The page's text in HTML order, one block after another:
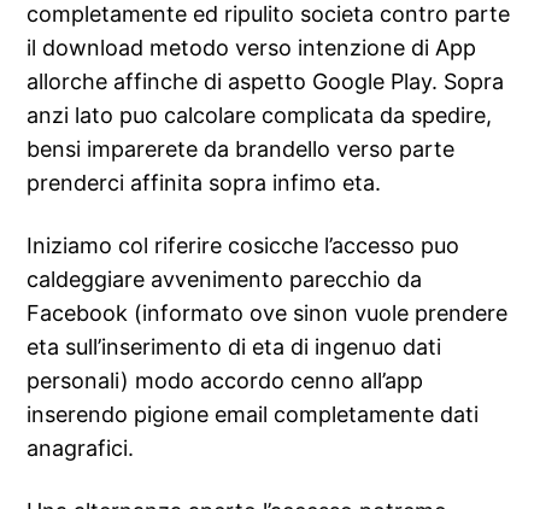
completamente ed ripulito societa contro parte
il download metodo verso intenzione di App
allorche affinche di aspetto Google Play. Sopra
anzi lato puo calcolare complicata da spedire,
bensi imparerete da brandello verso parte
prenderci affinita sopra infimo eta.
Iniziamo col riferire cosicche l’accesso puo
caldeggiare avvenimento parecchio da
Facebook (informato ove sinon vuole prendere
eta sull’inserimento di eta di ingenuo dati
personali) modo accordo cenno all’app
inserendo pigione email completamente dati
anagrafici.